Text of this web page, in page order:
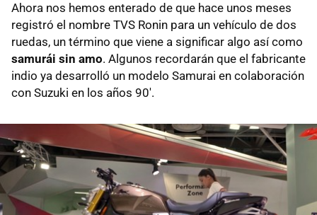
Ahora nos hemos enterado de que hace unos meses
registró el nombre TVS Ronin para un vehículo de dos
ruedas, un término que viene a significar algo así como
samurái sin amo. Algunos recordarán que el fabricante
indio ya desarrolló un modelo Samurai en colaboración
con Suzuki en los años 90'.